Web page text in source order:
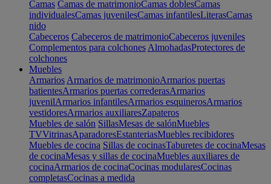
Camas Camas de matrimonioCamas doblesCamas
individualesCamas juvenilesCamas infantilesLiterasCamas
nido
Cabeceros Cabeceros de matrimonioCabeceros juveniles
Complementos para colchones AlmohadasProtectores de
colchones
Muebles
Armarios Armarios de matrimonioArmarios puertas
batientesArmarios puertas correderasArmarios
juvenilArmarios infantilesArmarios esquinerosArmarios
vestidoresArmarios auxiliaresZapateros
Muebles de salón SillasMesas de salónMuebles
TVVitrinasAparadoresEstanteriasMuebles recibidores
Muebles de cocina Sillas de cocinasTaburetes de cocinaMesas
de cocinaMesas y sillas de cocinaMuebles auxiliares de
cocinaArmarios de cocinaCocinas modularesCocinas
completasCocinas a medida